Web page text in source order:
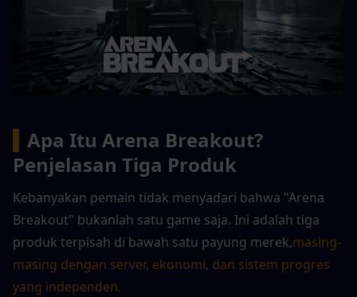
Apa Itu Arena Breakout?
Penjelasan Tiga Produk
Kebanyakan pemain tidak menyadari bahwa "Arena
Breakout" bukanlah satu game saja. Ini adalah tiga
produk terpisah di bawah satu payung merek,masing-
masing dengan server, ekonomi, dan sistem progres
yang independen.